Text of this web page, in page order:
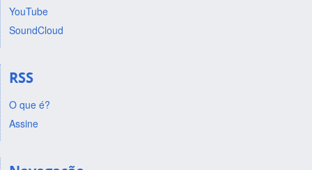
YouTube
SoundCloud
RSS
O que é?
Assine